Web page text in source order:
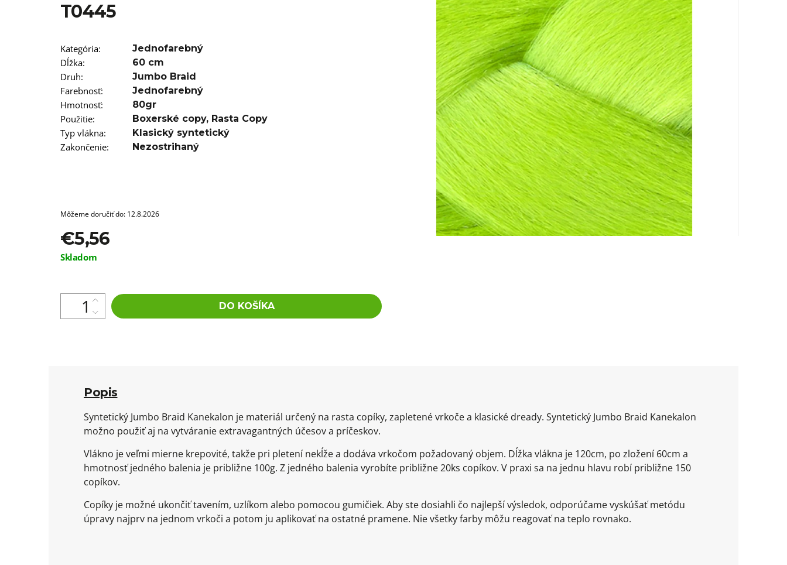
T0445
Kategória: Jednofarebný
Dĺžka: 60 cm
Druh: Jumbo Braid
Farebnosť: Jednofarebný
Hmotnosť: 80gr
Použitie: Boxerské copy, Rasta Copy
Typ vlákna: Klasický syntetický
Zakončenie: Nezostrihaný
Môžeme doručiť do: 12.8.2026
€5,56
Jednotková
Skladom
DO KOŠÍKA
Popis
Syntetický Jumbo Braid Kanekalon je materiál určený na rasta copíky, zapletené vrkoče a klasické dready. Syntetický Jumbo Braid Kanekalon
možno použiť aj na vytváranie extravagantných účesov a príčeskov.
Vlákno je veľmi mierne krepovité, takže pri pletení nekĺže a dodáva vrkočom požadovaný objem. Dĺžka vlákna je 120cm, po zložení 60cm a
hmotnosť jedného balenia je približne 100g. Z jedného balenia vyrobíte približne 20ks copíkov. V praxi sa na jednu hlavu robí približne 150
copíkov.
Copíky je možné ukončiť tavením, uzlíkom alebo pomocou gumičiek. Aby ste dosiahli čo najlepší výsledok, odporúčame vyskúšať metódu
úpravy najprv na jednom vrkoči a potom ju aplikovať na ostatné pramene. Nie všetky farby môžu reagovať na teplo rovnako.
€4,76
Pôvodne:€6,76
€11,96